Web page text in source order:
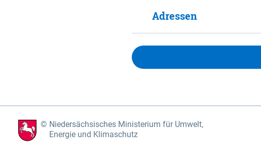
Adressen
Niedersächsisches Ministerium für Umwelt,
Energie und Klimaschutz